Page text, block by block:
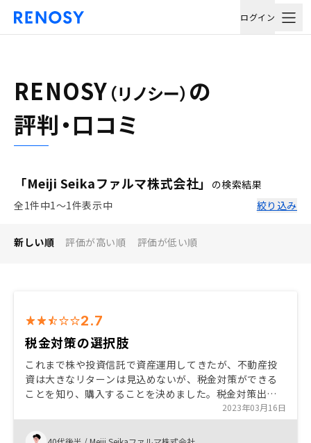
ログイン
RENOSY （リノシー） の
評判・口コミ
「Meiji Seikaファルマ株式会社」
の検索結果
全1件中1〜1件表示中
絞り込み
新しい順 評価が高い順 評価が低い順
2.7
税金対策の選択肢
これまで株や投資信託で資産運用してきたが、不動産投
資は大きなリターンは見込めないが、税金対策ができる
ことを知り、購入することを決めました。税金対策出来
ることを知らない人は多いと思うので、機会があればオ
ススメしていきたいと思います。 保険まで1人の担当が対
応してほしい。
2023年03月16日